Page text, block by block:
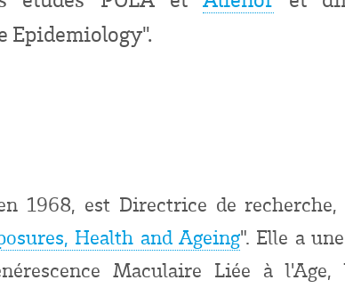
Epidemiology".
1968, est Directrice de
Health and Ageing". Elle a
Maculaire Liée à